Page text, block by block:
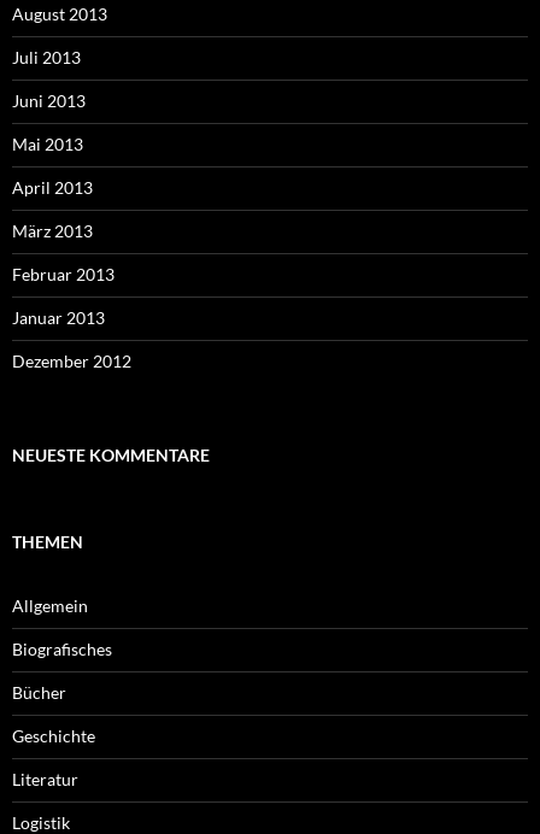
August 2013
Juli 2013
Juni 2013
Mai 2013
April 2013
März 2013
Februar 2013
Januar 2013
Dezember 2012
NEUESTE KOMMENTARE
THEMEN
Allgemein
Biografisches
Bücher
Geschichte
Literatur
Logistik